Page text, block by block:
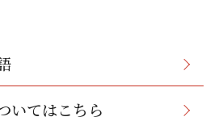
いてはこちら